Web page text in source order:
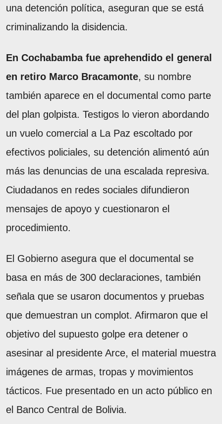
una detención política, aseguran que se está
criminalizando la disidencia.
En Cochabamba fue aprehendido el general
en retiro Marco Bracamonte, su nombre
también aparece en el documental como parte
del plan golpista. Testigos lo vieron abordando
un vuelo comercial a La Paz escoltado por
efectivos policiales, su detención alimentó aún
más las denuncias de una escalada represiva.
Ciudadanos en redes sociales difundieron
mensajes de apoyo y cuestionaron el
procedimiento.
El Gobierno asegura que el documental se
basa en más de 300 declaraciones, también
señala que se usaron documentos y pruebas
que demuestran un complot. Afirmaron que el
objetivo del supuesto golpe era detener o
asesinar al presidente Arce, el material muestra
imágenes de armas, tropas y movimientos
tácticos. Fue presentado en un acto público en
el Banco Central de Bolivia.